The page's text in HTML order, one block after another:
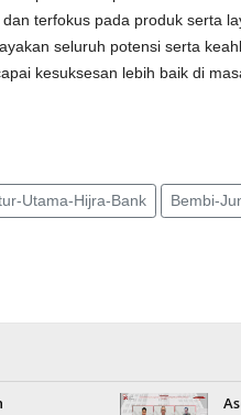
terfokus pada produk serta
seluruh potensi serta
kesuksesan lebih baik di
Utama-Hijra-Bank Bembi-